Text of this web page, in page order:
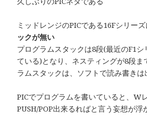
ミッドレンジのPICである16Fシリー
ックが無い
プログラムスタックは8段(最近のF1
ている)となり、ネスティングが8段ま
ラムスタックは、ソフトで読み書きは
PICでプログラムを書いていると、W
PUSH/POP出来るればと言う妄想が浮